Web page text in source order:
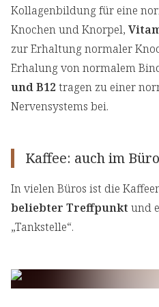
Kollagenbildung für eine
Knochen und Knorpel,
zur Erhaltung normaler
Erhalung von normalem
und B12 tragen zu einer
Nervensystems bei.
Kaffee: auch im
In vielen Büros ist die
beliebter Treffpunkt und
„Tankstelle“.